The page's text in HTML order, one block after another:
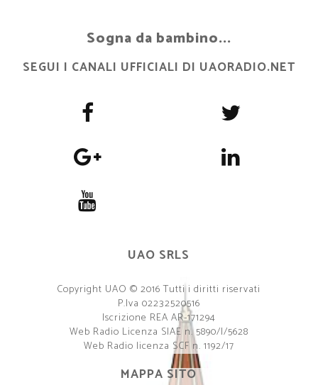
Sogna da bambino...
SEGUI I CANALI UFFICIALI DI UAORADIO.NET
UAO SRLS
Copyright UAO © 2016 Tutti i diritti riservati
P.Iva 02232520516
Iscrizione REA AR-171294
Web Radio Licenza SIAE n. 5890/I/5628
Web Radio licenza SCF n. 1192/17
MAPPA SITO